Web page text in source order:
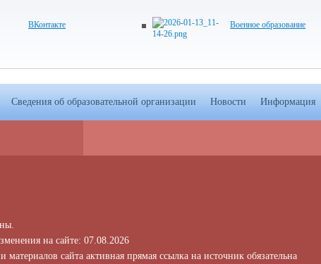
ВКонтакте Военное образование
Сведения об образовательной организации Новости Информация
на сайте: 07.08.2026
материалов сайта активная прямая ссылка на источник обязательна